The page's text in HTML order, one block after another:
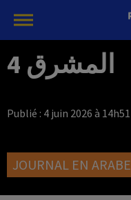
المشرق 4
Publié : 4 juin 2026 à 14h51
JOURNAL EN ARABE